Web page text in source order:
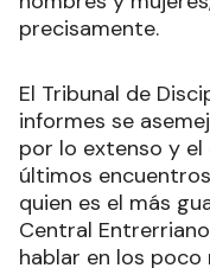
precisamente.
El Tribunal de
informes se
por lo extenso y el
últimos
quien es el más
Central
hablar en los